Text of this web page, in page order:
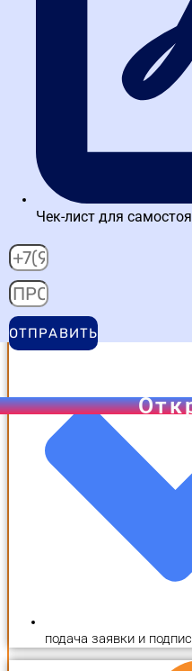
работа с личным
подача заявки и
Чек-лист для
ОТПРАВИТЬ